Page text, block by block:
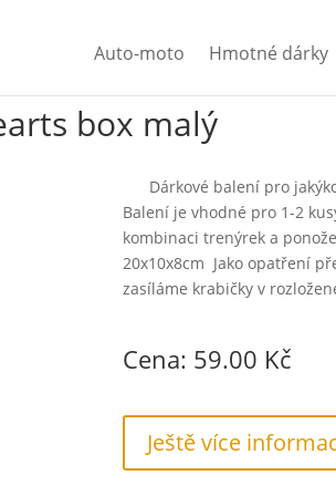
Auto-moto Hmotné dárky
box malý
Dárkové balení pro
Balení je vhodné pro 1-2
kombinaci trenýrek a
20x10x8cm Jako opatření
zasíláme krabičky v
Cena: 59.00 Kč
Ještě více